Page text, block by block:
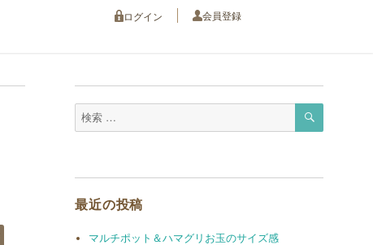
ログイン 会員登録
検
検
最近の投稿
マルチポット＆ハマグリお玉のサイズ感